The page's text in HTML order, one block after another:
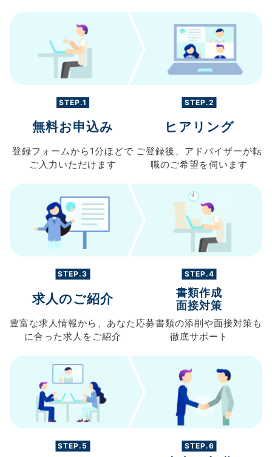
STEP.1
無料お申込み
登録フォームから 1分ほどで
ご入力 いただけます
STEP.2
ヒアリング
ご登録後、 アドバイザーが転
職のご希望を伺います
STEP.3
求人のご紹介
豊富な求人情報から、 あなた
に合った求人を ご紹介
STEP.4
書類作成
面接対策
応募書類の添削や面接対策も
徹底サポート
STEP.5 STEP.6